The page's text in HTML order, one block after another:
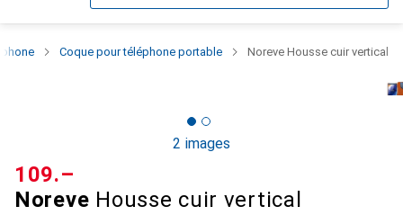
Coque pour téléphone portable Noreve Housse cuir vertical
2 images
Noreve Housse cuir vertical
CHF
109.–